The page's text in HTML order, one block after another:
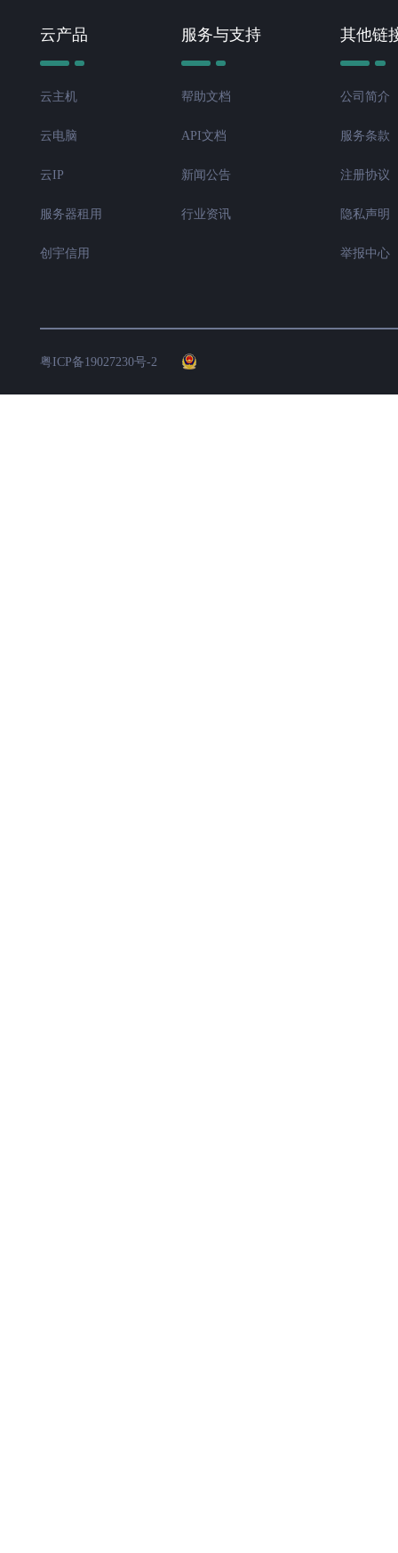
云产品
云主机
云电脑
云IP
服务器租用
创宇信用
服务与支持
帮助文档
API文档
新闻公告
行业资讯
其他链
公司简介
服务条款
注册协议
隐私声明
举报中心
粤ICP备19027230号-2